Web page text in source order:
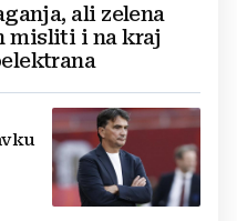
ali zelena
misliti i na kraj